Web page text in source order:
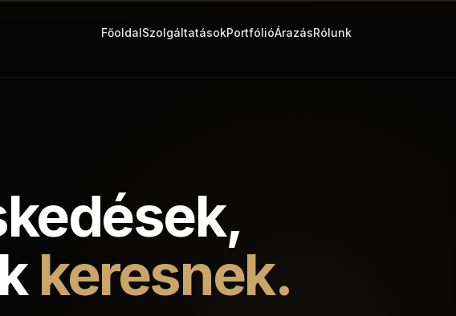
FőoldalSzolgáltatásokPortfólióÁrazásRólunk
keresnek.